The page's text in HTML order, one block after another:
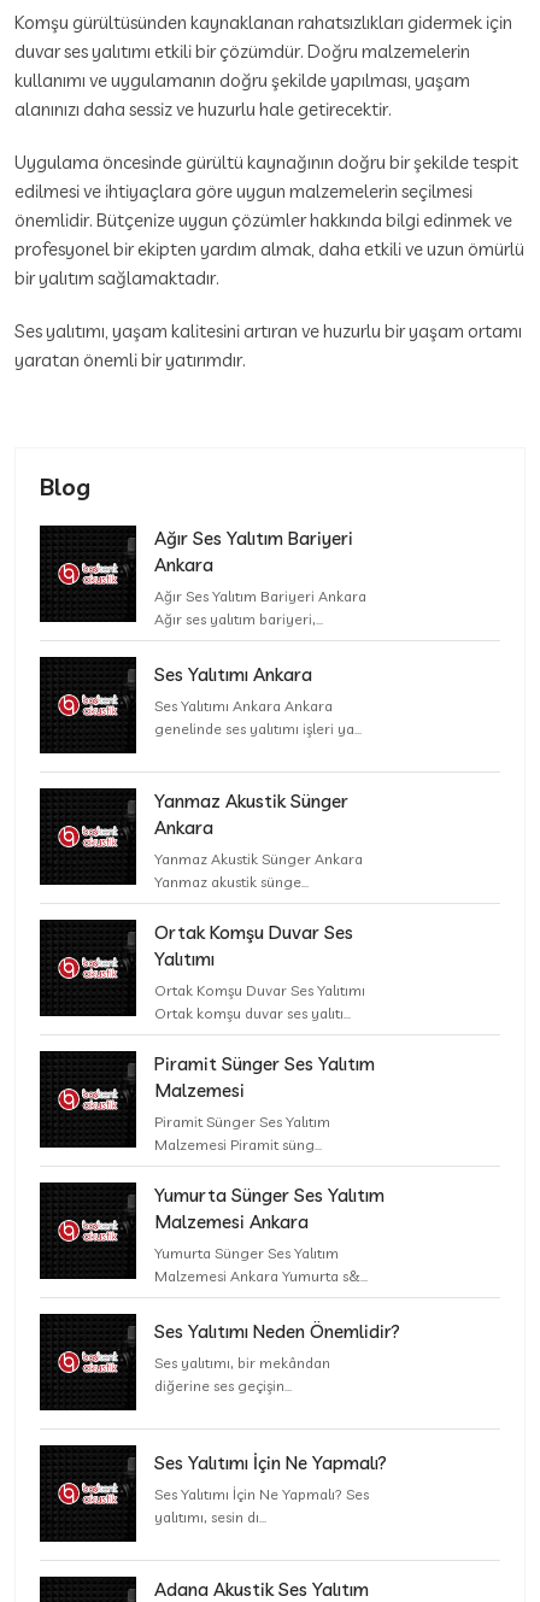
Komşu gürültüsünden kaynaklanan rahatsızlıkları gidermek için
duvar ses yalıtımı etkili bir çözümdür. Doğru malzemelerin
kullanımı ve uygulamanın doğru şekilde yapılması, yaşam
alanınızı daha sessiz ve huzurlu hale getirecektir.
Uygulama öncesinde gürültü kaynağının doğru bir şekilde tespit
edilmesi ve ihtiyaçlara göre uygun malzemelerin seçilmesi
önemlidir. Bütçenize uygun çözümler hakkında bilgi edinmek ve
profesyonel bir ekipten yardım almak, daha etkili ve uzun ömürlü
bir yalıtım sağlamaktadır.
Ses yalıtımı, yaşam kalitesini artıran ve huzurlu bir yaşam ortamı
yaratan önemli bir yatırımdır.
Blog
Ağır Ses Yalıtım Bariyeri
Ankara
Ağır Ses Yalıtım Bariyeri Ankara
Ağır ses yalıtım bariyeri,...
Ses Yalıtımı Ankara
Ses Yalıtımı Ankara Ankara
genelinde ses yalıtımı işleri ya...
Yanmaz Akustik Sünger
Ankara
Yanmaz Akustik Sünger Ankara
Yanmaz akustik sünge...
Ortak Komşu Duvar Ses
Yalıtımı
Ortak Komşu Duvar Ses Yalıtımı
Ortak komşu duvar ses yalıtı...
Piramit Sünger Ses Yalıtım
Malzemesi
Piramit Sünger Ses Yalıtım
Malzemesi Piramit süng...
Yumurta Sünger Ses Yalıtım
Malzemesi Ankara
Yumurta Sünger Ses Yalıtım
Malzemesi Ankara Yumurta s&...
Ses Yalıtımı Neden Önemlidir?
Ses yalıtımı, bir mekândan
diğerine ses geçişin...
Ses Yalıtımı İçin Ne Yapmalı?
Ses Yalıtımı İçin Ne Yapmalı? Ses
yalıtımı, sesin dı...
Adana Akustik Ses Yalıtım